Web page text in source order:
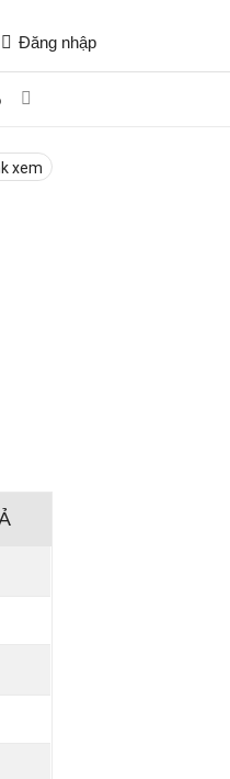
Đăng nhập
xem